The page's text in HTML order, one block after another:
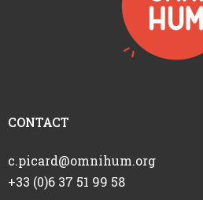
CONTACT
c.picard@omnihum.org
+33 (0)6 37 51 99 58